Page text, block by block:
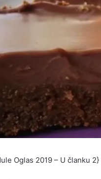
Oglas 2019 – U članku 2}